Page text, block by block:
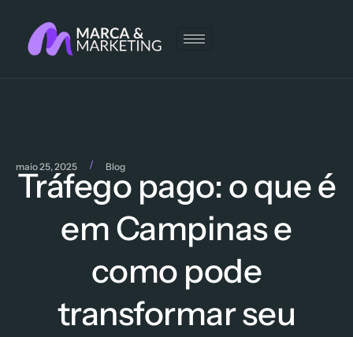
maio 25, 2025 / Blog
Tráfego pago: o que é
em Campinas e
como pode
transformar seu